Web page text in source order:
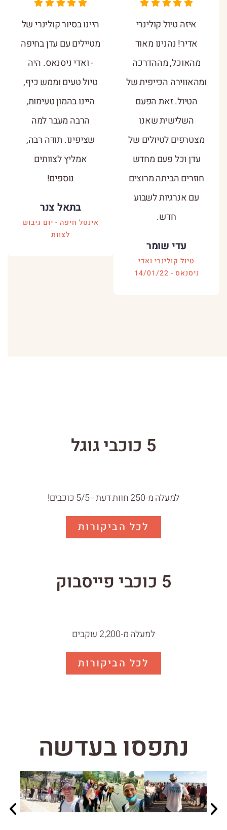
איזה טיול קולינרי
אדיר! נהנינו מאוד
מהאוכל, מההדרכה
ומהאווירה הכייפית של
הטיול. זאת הפעם
השלישית שאנו
מצטרפים לטיולים של
עדן וכל פעם מחדש
חוזרים הביתה מרוצים
עם אנרגיות לשבוע
חדש.
עדי שומר
טיול קולינרי ואדי
ניסנאס - 14/01/22
היינו בסיור קולינרי של
מטיילים עם עדן בחיפה
- ואדי ניסנאס. היה
טיול טעים וממש כיף,
היינו בהמון טעימות,
הרבה מעבר למה
שציפינו. תודה רבה,
אמליץ לצוותים
נוספים!
בתאל צנר
אינטל חיפה - יום גיבוש
לצוות
5 כוכבי גוגל
למעלה מ-250 חוות דעת - 5/5 כוכבים!
לכל הביקורות
5 כוכבי פייסבוק
למעלה מ-2,200 עוקבים
לכל הביקורות
נתפסו בעדשה